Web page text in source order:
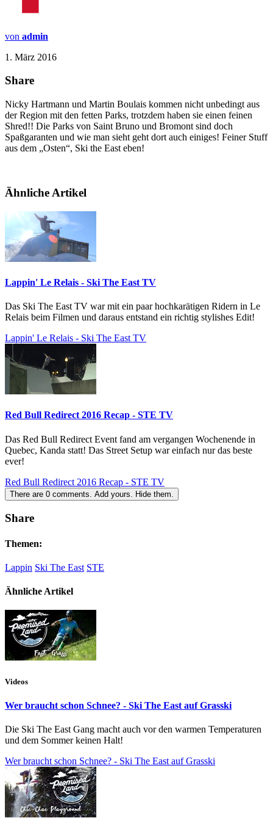
von admin
1. März 2016
Share
Nicky Hartmann und Martin Boulais kommen nicht unbedingt aus
der Region mit den fetten Parks, trotzdem haben sie einen feinen
Shred!! Die Parks von Saint Bruno und Bromont sind doch
Spaßgaranten und wie man sieht geht dort auch einiges! Feiner Stuff
aus dem „Osten“, Ski the East eben!
Ähnliche Artikel
Lappin' Le Relais - Ski The East TV
Das Ski The East TV war mit ein paar hochkarätigen Ridern in Le
Relais beim Filmen und daraus entstand ein richtig stylishes Edit!
Lappin' Le Relais - Ski The East TV
Red Bull Redirect 2016 Recap - STE TV
Das Red Bull Redirect Event fand am vergangen Wochenende in
Quebec, Kanda statt! Das Street Setup war einfach nur das beste
ever!
Red Bull Redirect 2016 Recap - STE TV
There are 0 comments. Add yours. Hide them.
Share
Themen:
Lappin Ski The East STE
Ähnliche Artikel
Videos
Wer braucht schon Schnee? - Ski The East auf Grasski
Die Ski The East Gang macht auch vor den warmen Temperaturen
und dem Sommer keinen Halt!
Wer braucht schon Schnee? - Ski The East auf Grasski